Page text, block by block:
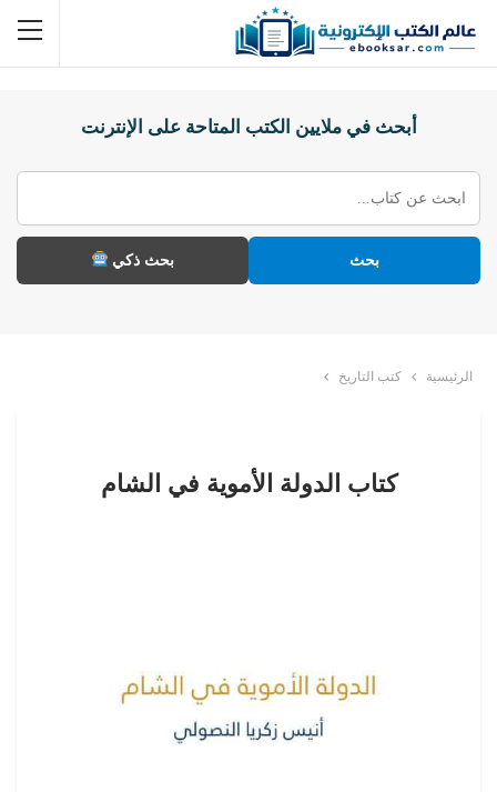
أبحث في ملايين الكتب المتاحة على الإنترنت
بحث بحث ذكي
الرئيسية كتب التاريخ
كتاب الدولة الأموية في الشام